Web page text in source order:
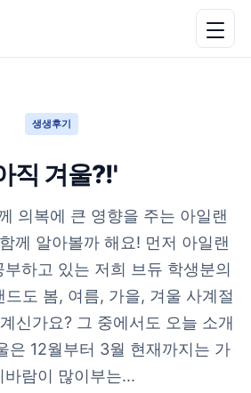
생생후기
직 겨울?!'
의복에 큰 영향을 주는 아일랜
께 알아볼까 해요! 먼저 아일랜
하고 있는 저희 브듀 학생분의
도 봄, 여름, 가을, 겨울 사계절
신가요? 그 중에서도 오늘 소개
은 12월부터 3월 현재까지는 가
바람이 많이부는...